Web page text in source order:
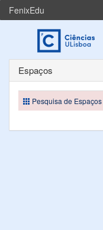
FenixEdu
Espaços
Pesquisa de Espaços